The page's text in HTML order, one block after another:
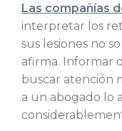
Las compañías
interpretar los
sus lesiones no
afirma. Informar
buscar atención
a un abogado lo